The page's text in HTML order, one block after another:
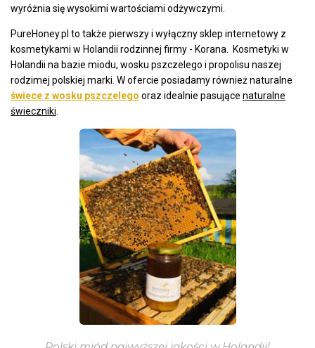
wyróżnia się wysokimi wartościami odżywczymi.
PureHoney.pl to także pierwszy i wyłączny sklep internetowy z
kosmetykami w Holandii rodzinnej firmy - Korana. Kosmetyki w
Holandii na bazie miodu, wosku pszczelego i propolisu naszej
rodzimej polskiej marki. W ofercie posiadamy również naturalne
świece z wosku pszczelego oraz idealnie pasujące naturalne
świeczniki